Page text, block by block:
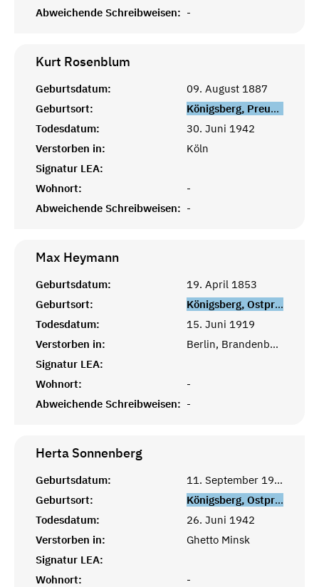
Abweichende Schreibweisen: -
Kurt Rosenblum
Geburtsdatum:
09. August 1887
Geburtsort:
Königsberg, Preußen
Todesdatum:
30. Juni 1942
Verstorben in:
Köln
Signatur LEA:
Wohnort:
-
Abweichende Schreibweisen: -
Max Heymann
Geburtsdatum:
19. April 1853
Geburtsort:
Königsberg, Ostpreußen
Todesdatum:
15. Juni 1919
Verstorben in:
Berlin, Brandenburg
Signatur LEA:
Wohnort:
-
Abweichende Schreibweisen: -
Herta Sonnenberg
Geburtsdatum:
11. September 1919
Geburtsort:
Königsberg, Ostpreußen
Todesdatum:
26. Juni 1942
Verstorben in:
Ghetto Minsk
Signatur LEA:
Wohnort:
-